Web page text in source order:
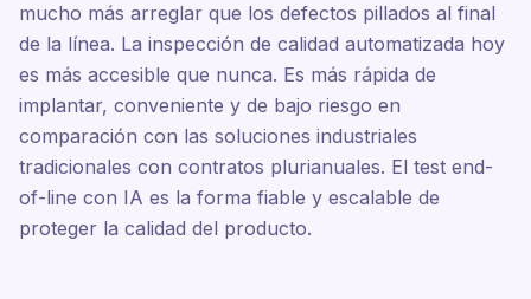
mucho más arreglar que los defectos pillados al final
de la línea. La inspección de calidad automatizada hoy
es más accesible que nunca. Es más rápida de
implantar, conveniente y de bajo riesgo en
comparación con las soluciones industriales
tradicionales con contratos plurianuales. El test end-
of-line con IA es la forma fiable y escalable de
proteger la calidad del producto.